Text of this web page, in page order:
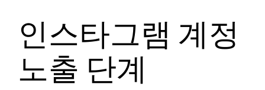
인스타그램 계정
노출 단계